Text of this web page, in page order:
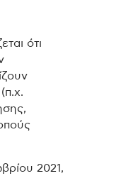
ότι
2021,